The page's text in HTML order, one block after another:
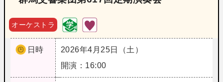
オーケストラ
日時
2026年4月25日（土）
開演：16:00